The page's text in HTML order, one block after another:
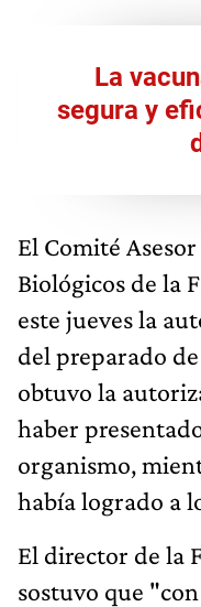
La
segura y
El Comité
Biológicos de la
este jueves la
del preparado
obtuvo la
haber
organismo,
había logrado a
El director de la
sostuvo que